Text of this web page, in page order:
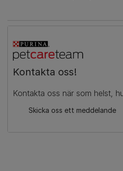
Kontakta oss!
Kontakta oss när som helst,
Skicka oss ett meddelande